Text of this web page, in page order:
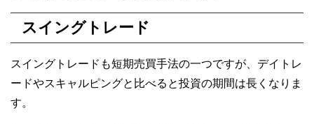
スイングトレード
スイングトレードも短期売買手法の一つですが、デイトレ
ードやスキャルピングと比べると投資の期間は長くなりま
す。